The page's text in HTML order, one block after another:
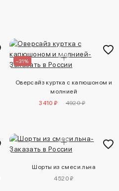
–31%
Оверсайз куртка с капюшоном и
молнией
3410 ₽
4920 ₽
Шорты из смеси льна
4520 ₽